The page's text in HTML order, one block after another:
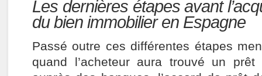
Les dernières étapes avant
du bien immobilier en Espagne
Passé outre ces différentes étapes
quand l’acheteur aura trouvé un prêt